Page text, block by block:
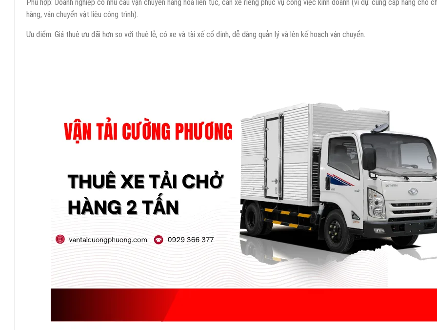
Phù hợp: Doanh nghiệp có nhu cầu vận chuyển hàng hóa liên tục, cần xe riêng phục vụ công việc kinh doanh (ví dụ: cung cấp hàng cho
hàng, vận chuyển vật liệu công trình).
Ưu điểm: Giá thuê ưu đãi hơn so với thuê lẻ, có xe và tài xế cố định, dễ dàng quản lý và lên kế hoạch vận chuyển.